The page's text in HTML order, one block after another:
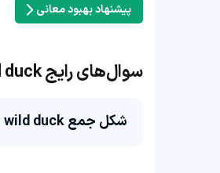
پیشنهاد بهبود معانی
سوال‌های رایج wild duck
شکل جمع wild duck چی می‌شه؟